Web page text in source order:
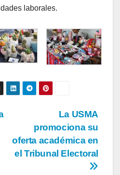
laborales.
La USMA
promociona su
oferta académica en
el Tribunal Electoral